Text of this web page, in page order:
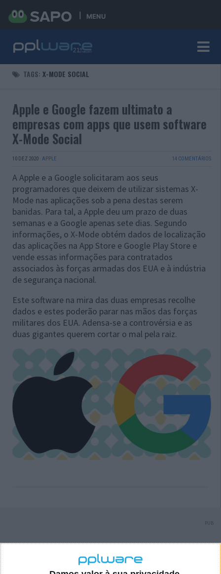
MENU
TAGS: X-MODE SOCIAL
Apple e Google fazem ultimato a
empresas com apps que usem software
X-Mode Social
10 DEZ 2020 · APPLE 14 COMENTÁRIOS
A Apple e a Google solicitaram aos seus
programadores que deixem de utilizar sistemas X-
Mode nas aplicações sob a pena destas serem
banidas. Para tal, a Apple deu um prazo de duas
semanas e a Google apenas sete dias. Segundo
informações, o X-Mode obtém dados de localização
das aplicações na App Store e Google Play Store e
vende essas informações para contratados
associados às forças armadas dos EUA e à indústria
de segurança nacional.
Este software na mira das duas empresas recolhe
dados e estes poderão parar nas mãos das forças
militares dos EUA. Adensa-se a controvérsia e as
duas gigantes querem cortar o mal pela raiz.
PUB